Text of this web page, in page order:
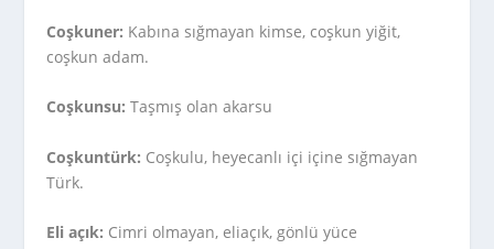
Coşkuner: Kabına sığmayan kimse, coşkun yiğit,
coşkun adam.
Coşkunsu: Taşmış olan akarsu
Coşkuntürk: Coşkulu, heyecanlı içi içine sığmayan
Türk.
Eli açık: Cimri olmayan, eliaçık, gönlü yüce